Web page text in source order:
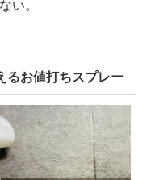
い。
るお値打ちスプレー